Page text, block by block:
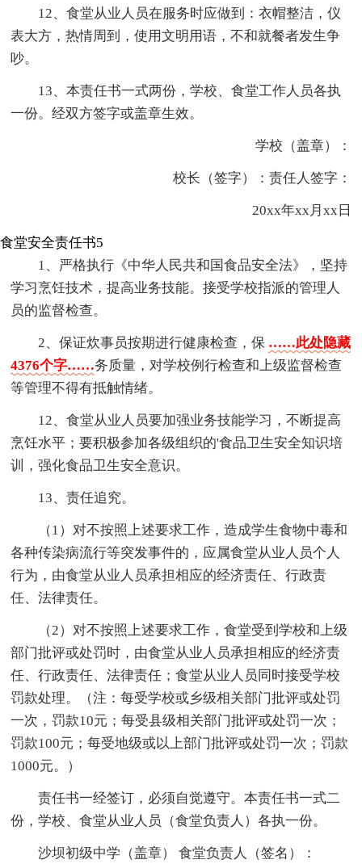
12、食堂从业人员在服务时应做到：衣帽整洁，仪
表大方，热情周到，使用文明用语，不和就餐者发生争
吵。
13、本责任书一式两份，学校、食堂工作人员各执
一份。经双方签字或盖章生效。
学校（盖章）：
校长（签字）：责任人签字：
20xx年xx月xx日
食堂安全责任书5
1、严格执行《中华人民共和国食品安全法》，坚持
学习烹饪技术，提高业务技能。接受学校指派的管理人
员的监督检查。
2、保证炊事员按期进行健康检查，保 ……此处隐藏
4376个字……务质量，对学校例行检查和上级监督检查
等管理不得有抵触情绪。
12、食堂从业人员要加强业务技能学习，不断提高
烹饪水平；要积极参加各级组织的'食品卫生安全知识培
训，强化食品卫生安全意识。
13、责任追究。
（1）对不按照上述要求工作，造成学生食物中毒和
各种传染病流行等突发事件的，应属食堂从业人员个人
行为，由食堂从业人员承担相应的经济责任、行政责
任、法律责任。
（2）对不按照上述要求工作，食堂受到学校和上级
部门批评或处罚时，由食堂从业人员承担相应的经济责
任、行政责任、法律责任；食堂从业人员同时接受学校
罚款处理。（注：每受学校或乡级相关部门批评或处罚
一次，罚款10元；每受县级相关部门批评或处罚一次；
罚款100元；每受地级或以上部门批评或处罚一次；罚款
1000元。）
责任书一经签订，必须自觉遵守。本责任书一式二
份，学校、食堂从业人员（食堂负责人）各执一份。
沙坝初级中学（盖章） 食堂负责人（签名）：